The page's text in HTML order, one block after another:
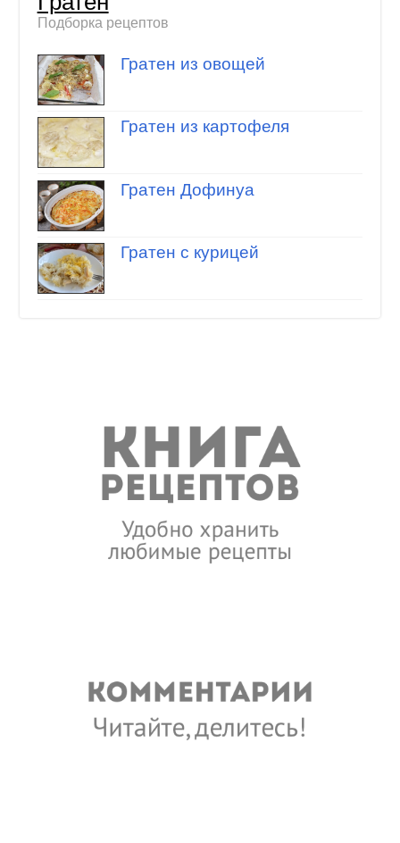
Подборка рецептов
Гратен из овощей
Гратен из картофеля
Гратен Дофинуа
Гратен с курицей